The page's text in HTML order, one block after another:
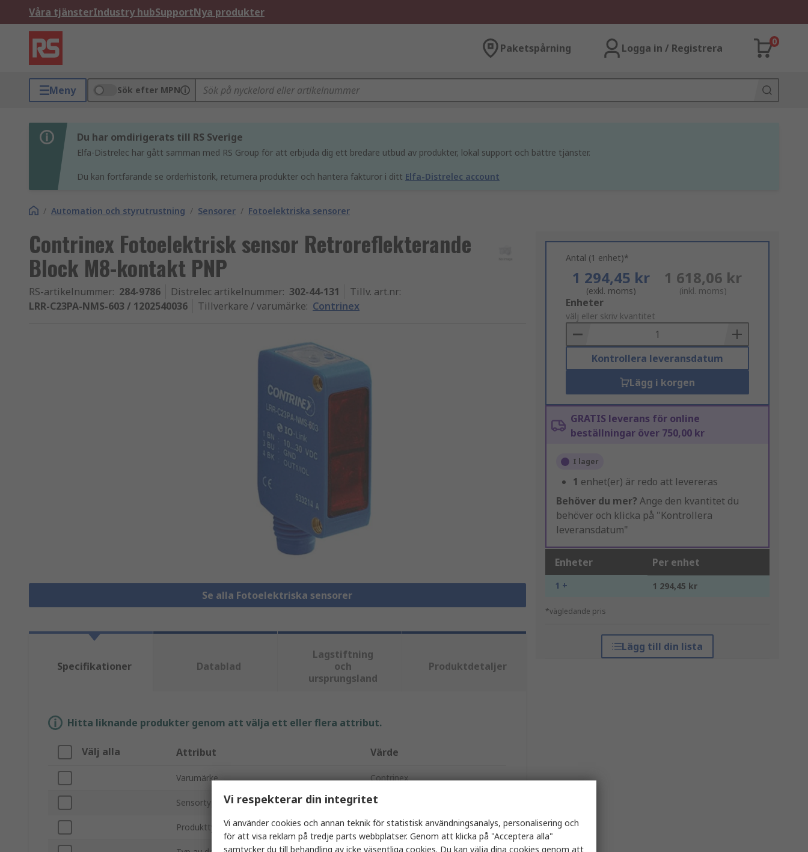
Våra tjänsterIndustry hubSupportNya produkter
Paketspårning Logga in / Registrera
0
Meny Sök efter MPN
Du har omdirigerats till RS Sverige
Elfa-Distrelec har gått samman med RS Group för att erbjuda dig ett bredare utbud av produkter, lokal support och bättre tjänster.
Du kan fortfarande se orderhistorik, returnera produkter och hantera fakturor i ditt Elfa-Distrelec account
/ Automation och styrutrustning / Sensorer / Fotoelektriska sensorer
Contrinex Fotoelektrisk sensor Retroreflekterande
Block M8-kontakt PNP
RS-artikelnummer: 284-9786 Distrelec artikelnummer: 302-44-131 Tillv. art.nr:
LRR-C23PA-NMS-603 / 1202540036
Tillverkare / varumärke: Contrinex
Se alla Fotoelektriska sensorer
Antal (1 enhet)*
1 294,45 kr
(exkl. moms)
1 618,06 kr
(inkl. moms)
Add
to
Basket
Enheter
välj eller skriv kvantitet
Kontrollera leveransdatum
Lägg i korgen
GRATIS leverans för online
beställningar över 750,00 kr
I lager
1 enhet(er) är redo att levereras
Behöver du mer? Ange den kvantitet du
behöver och klicka på "Kontrollera
leveransdatum"
Enheter Per enhet
1 + 1 294,45 kr
*vägledande pris
Lägg till din lista
Specifikationer
Datablad
Lagstiftning
och
ursprungsland
Produktdetaljer
Hitta liknande produkter genom att välja ett eller flera attribut.
Välj alla Attribut Värde
Varumärke Contrinex
Sensortyp Block
Produkttyp Fotoelektrisk sensor
Vi respekterar din integritet
Vi använder cookies och annan teknik för statistisk användningsanalys, personalisering och
för att visa reklam på tredje parts webbplatser. Genom att klicka på "Acceptera alla"
samtycker du till behandling av icke väsentliga cookies. Du kan välja dina cookies genom att